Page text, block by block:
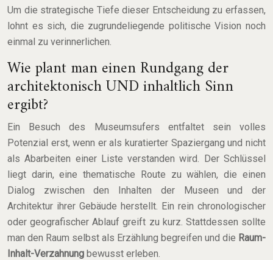
Um die strategische Tiefe dieser Entscheidung zu erfassen,
lohnt es sich, die zugrundeliegende politische Vision noch
einmal zu verinnerlichen.
Wie plant man einen Rundgang der
architektonisch UND inhaltlich Sinn
ergibt?
Ein Besuch des Museumsufers entfaltet sein volles
Potenzial erst, wenn er als kuratierter Spaziergang und nicht
als Abarbeiten einer Liste verstanden wird. Der Schlüssel
liegt darin, eine thematische Route zu wählen, die einen
Dialog zwischen den Inhalten der Museen und der
Architektur ihrer Gebäude herstellt. Ein rein chronologischer
oder geografischer Ablauf greift zu kurz. Stattdessen sollte
man den Raum selbst als Erzählung begreifen und die Raum-
Inhalt-Verzahnung bewusst erleben.